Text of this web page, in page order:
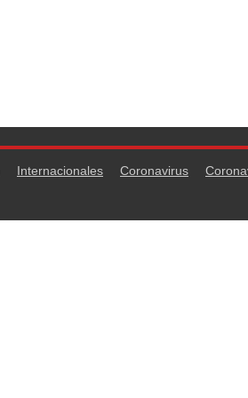
Internacionales Coronavirus